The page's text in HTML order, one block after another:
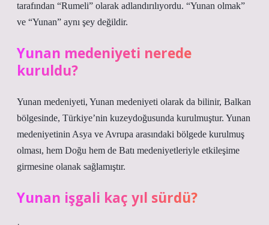
tarafından “Rumeli” olarak adlandırılıyordu. “Yunan olmak”
ve “Yunan” aynı şey değildir.
Yunan medeniyeti nerede
kuruldu?
Yunan medeniyeti, Yunan medeniyeti olarak da bilinir, Balkan
bölgesinde, Türkiye’nin kuzeydoğusunda kurulmuştur. Yunan
medeniyetinin Asya ve Avrupa arasındaki bölgede kurulmuş
olması, hem Doğu hem de Batı medeniyetleriyle etkileşime
girmesine olanak sağlamıştır.
Yunan işgali kaç yıl sürdü?